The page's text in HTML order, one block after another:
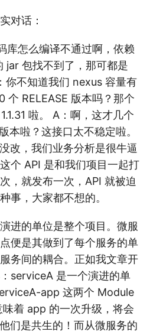
对话：
库怎么编译不通过啊，依赖
jar 包找不到了，那可都是
你不知道我们 nexus 容量有
个 RELEASE 版本吗？那个
啦。 A：啊，这才几个
本啦？这接口太不稳定啦。
改，我们业务分析是很牛逼
个 API 是和我们项目一起打
，就发布一次，API 就被迫
事，大家都不想的。
进的单位是整个项目。微服
便是其做到了每个服务的单
务间的耦合。正如我文章开
serviceA 是一个演进的单
app 这两个 Module
着 app 的一次升级，将会
们是共生的！而从微服务的